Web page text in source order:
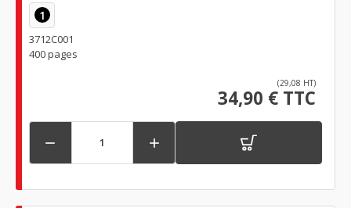
1
3712C001
400 pages
(29,08 HT)
34,90 € TTC
 